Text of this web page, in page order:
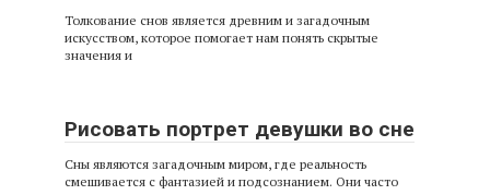
Толкование снов является древним и загадочным
искусством, которое помогает нам понять скрытые
значения и
Рисовать портрет девушки во сне
Сны являются загадочным миром, где реальность
смешивается с фантазией и подсознанием. Они часто